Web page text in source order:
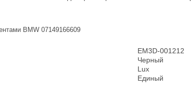
BMW 07149166609
EM3D-001212
Черный
Lux
Единый